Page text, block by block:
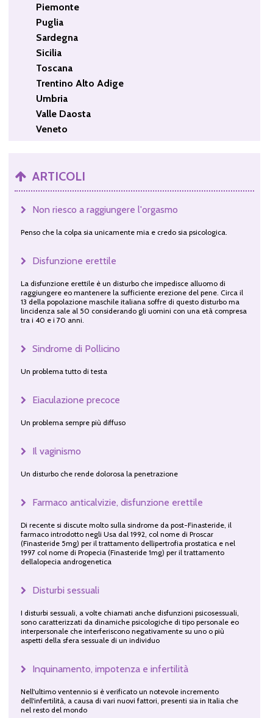
Piemonte
Puglia
Sardegna
Sicilia
Toscana
Trentino Alto Adige
Umbria
Valle Daosta
Veneto
ARTICOLI
Non riesco a raggiungere l'orgasmo
Penso che la colpa sia unicamente mia e credo sia psicologica.
Disfunzione erettile
La disfunzione erettile è un disturbo che impedisce alluomo di
raggiungere eo mantenere la sufficiente erezione del pene. Circa il
13 della popolazione maschile italiana soffre di questo disturbo ma
lincidenza sale al 50 considerando gli uomini con una età compresa
tra i 40 e i 70 anni.
Sindrome di Pollicino
Un problema tutto di testa
Eiaculazione precoce
Un problema sempre più diffuso
Il vaginismo
Un disturbo che rende dolorosa la penetrazione
Farmaco anticalvizie, disfunzione erettile
Di recente si discute molto sulla sindrome da post-Finasteride, il
farmaco introdotto negli Usa dal 1992, col nome di Proscar
(Finasteride 5mg) per il trattamento dellipertrofia prostatica e nel
1997 col nome di Propecia (Finasteride 1mg) per il trattamento
dellalopecia androgenetica
Disturbi sessuali
I disturbi sessuali, a volte chiamati anche disfunzioni psicosessuali,
sono caratterizzati da dinamiche psicologiche di tipo personale eo
interpersonale che interferiscono negativamente su uno o più
aspetti della sfera sessuale di un individuo
Inquinamento, impotenza e infertilità
Nell'ultimo ventennio si è verificato un notevole incremento
dell'infertilità, a causa di vari nuovi fattori, presenti sia in Italia che
nel resto del mondo